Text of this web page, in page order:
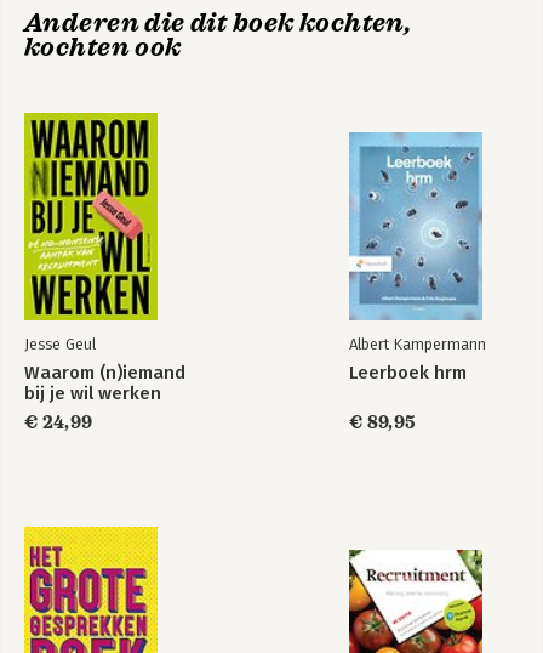
Anderen die dit boek kochten,
kochten ook
Jesse Geul
Waarom (n)iemand
bij je wil werken
€ 24,99
Albert Kampermann
Leerboek hrm
€ 89,95